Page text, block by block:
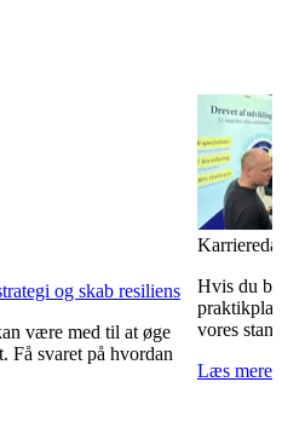
og skab resiliens
være med til at øge
Få svaret på hvordan
Hvis du
vores
Læs mere